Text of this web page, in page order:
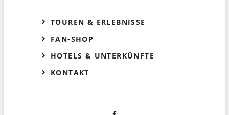
TOUREN & ERLEBNISSE
FAN-SHOP
HOTELS & UNTERKÜNFTE
KONTAKT